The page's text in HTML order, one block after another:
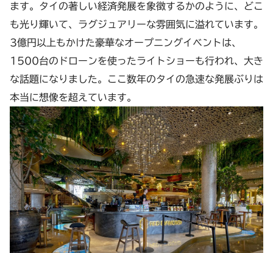
ます。タイの著しい経済発展を象徴するかのように、どこ
も光り輝いて、ラグジュアリーな雰囲気に溢れています。
3億円以上もかけた豪華なオープニングイベントは、
1500台のドローンを使ったライトショーも行われ、大き
な話題になりました。ここ数年のタイの急速な発展ぶりは
本当に想像を超えています。